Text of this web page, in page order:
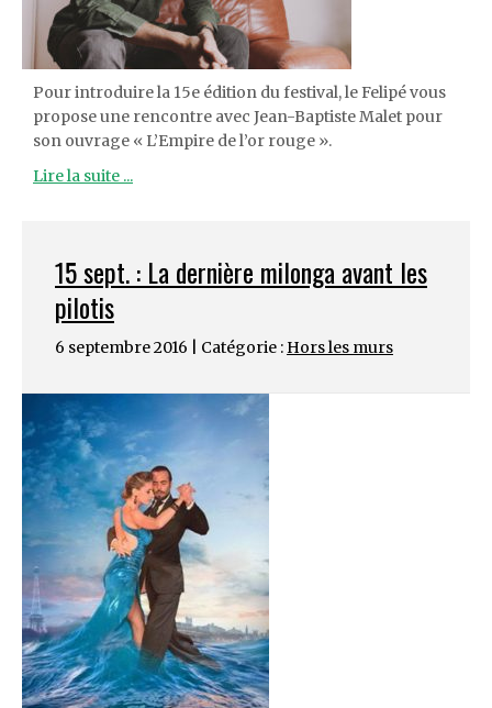
Pour introduire la 15e édition du festival, le Felipé vous
propose une rencontre avec Jean-Baptiste Malet pour
son ouvrage « L’Empire de l’or rouge ».
Lire la suite ...
15 sept. : La dernière milonga avant les
pilotis
6 septembre 2016 | Catégorie : Hors les murs